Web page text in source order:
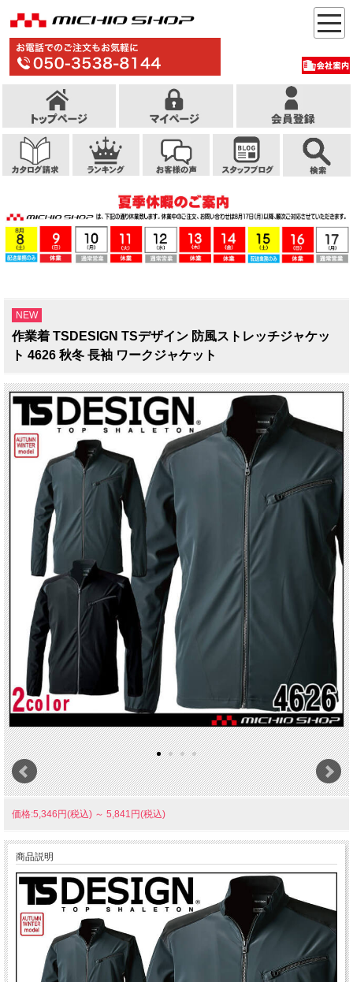
NEW
作業着 TSDESIGN TSデザイン 防風ストレッチジャケッ
ト 4626 秋冬 長袖 ワークジャケット
価格:5,346円(税込) ～ 5,841円(税込)
商品説明